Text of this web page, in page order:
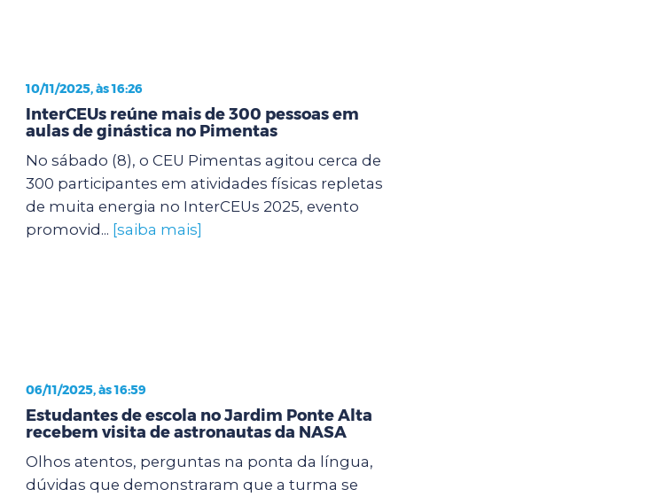
10/11/2025, às 16:26
InterCEUs reúne mais de 300 pessoas em
aulas de ginástica no Pimentas
No sábado (8), o CEU Pimentas agitou cerca de
300 participantes em atividades físicas repletas
de muita energia no InterCEUs 2025, evento
promovid... [saiba mais]
06/11/2025, às 16:59
Estudantes de escola no Jardim Ponte Alta
recebem visita de astronautas da NASA
Olhos atentos, perguntas na ponta da língua,
dúvidas que demonstraram que a turma se